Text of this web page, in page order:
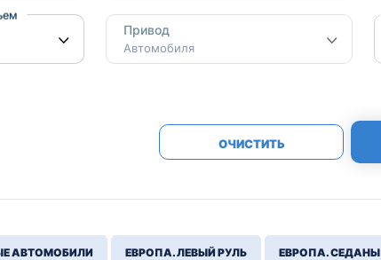
Suzuki
до
Привод
Автомобиля
ОЧИСТИТЬ
АВТОМОБИЛИ ЕВРОПА. ЛЕВЫЙ РУЛЬ ЕВРОПА. СЕДАНЫ